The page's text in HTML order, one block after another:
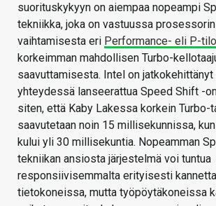
suorituskykyyn on aiempaa nopeampi
tekniikka, joka on vastuussa
vaihtamisesta eri Performance- eli P-
korkeimman mahdollisen Turbo-
saavuttamisesta. Intel on jatkokehittänyt
yhteydessä lanseerattua Speed Shift -
siten, että Kaby Lakessa korkein Turbo-
saavutetaan noin 15 millisekunnissa,
kului yli 30 millisekuntia. Nopeamman
tekniikan ansiosta järjestelmä voi tuntua
responsiivisemmalta erityisesti
tietokoneissa, mutta työpöytäkoneissa